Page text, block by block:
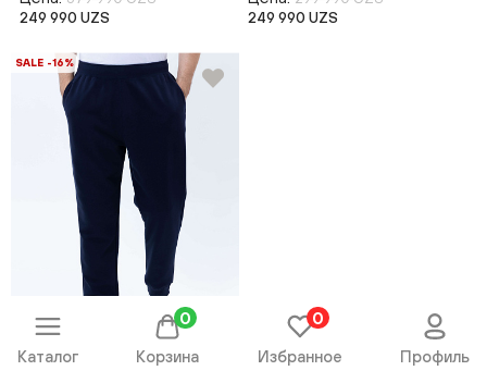
249 990 UZS
249 990 UZS
SALE -16%
Каталог Корзина
0
Избранное
0
Профиль